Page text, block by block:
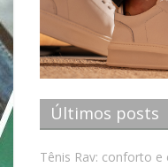
Últimos posts
Tênis Rav: conforto e